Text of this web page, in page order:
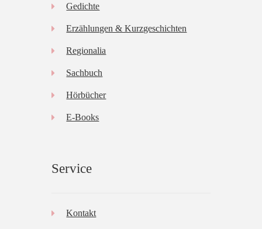
Gedichte
Erzählungen & Kurzgeschichten
Regionalia
Sachbuch
Hörbücher
E-Books
Service
Kontakt